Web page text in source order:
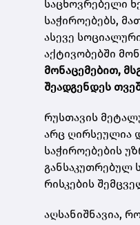
საცხოვრებელი
საჭიროებებს,
ასევე
აქტივობებში
მონაცემებით,
შეადგენდეს
რუსთავის
არც ღირსეულია
საჭიროებების
განსაკუთრებულ
რისკების
აღსანიშნავია,